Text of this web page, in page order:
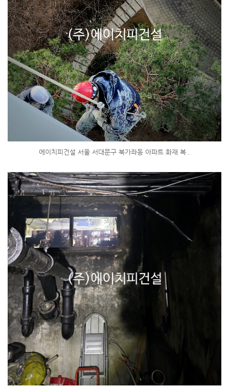
에이치피건설 서울 서대문구 북가좌동 아파트 화재 복..